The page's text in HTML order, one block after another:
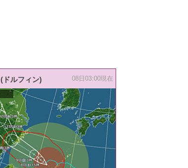
(ドルフィン) 08日03:00現在